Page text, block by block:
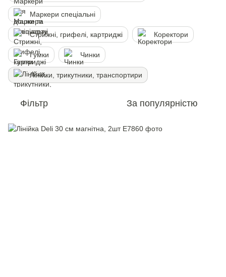
Маркери спеціальні
Стрижні, грифелі, картриджi Коректори
Гумки Чинки
Лінійки, трикутники, транспортири
Фільтр За популярністю